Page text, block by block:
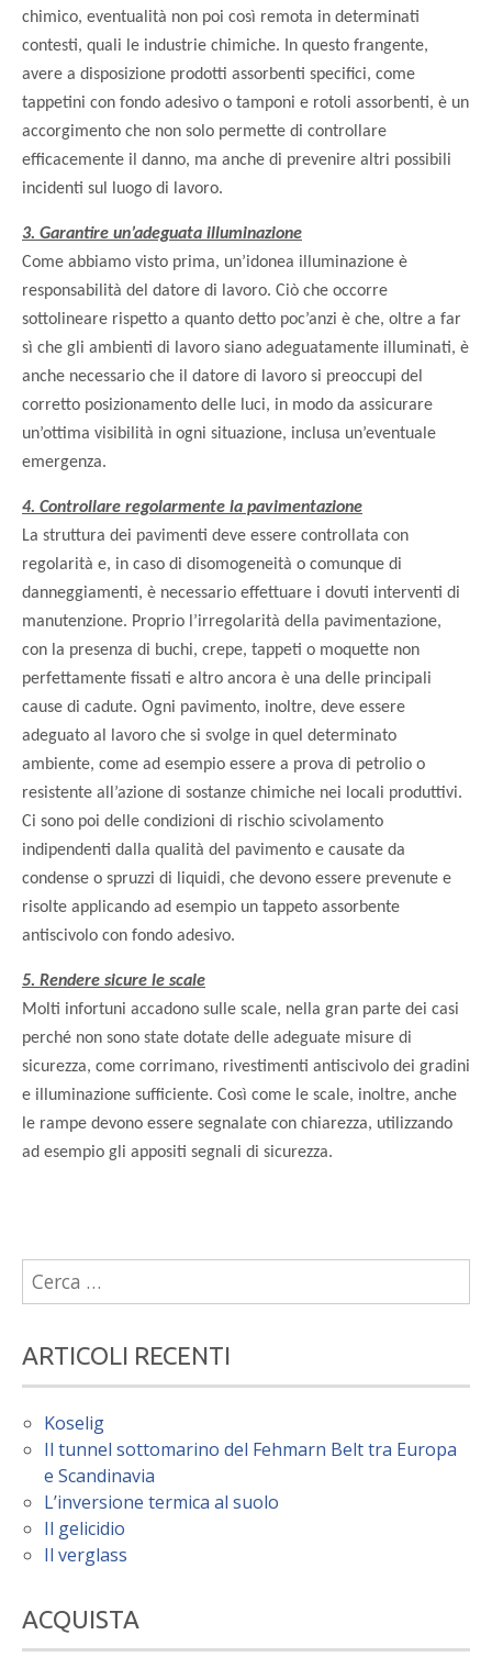
chimico, eventualità non poi così remota in determinati
contesti, quali le industrie chimiche. In questo frangente,
avere a disposizione prodotti assorbenti specifici, come
tappetini con fondo adesivo o tamponi e rotoli assorbenti, è un
accorgimento che non solo permette di controllare
efficacemente il danno, ma anche di prevenire altri possibili
incidenti sul luogo di lavoro.
3. Garantire un’adeguata illuminazione
Come abbiamo visto prima, un’idonea illuminazione è
responsabilità del datore di lavoro. Ciò che occorre
sottolineare rispetto a quanto detto poc’anzi è che, oltre a far
sì che gli ambienti di lavoro siano adeguatamente illuminati, è
anche necessario che il datore di lavoro si preoccupi del
corretto posizionamento delle luci, in modo da assicurare
un’ottima visibilità in ogni situazione, inclusa un’eventuale
emergenza.
4. Controllare regolarmente la pavimentazione
La struttura dei pavimenti deve essere controllata con
regolarità e, in caso di disomogeneità o comunque di
danneggiamenti, è necessario effettuare i dovuti interventi di
manutenzione. Proprio l’irregolarità della pavimentazione,
con la presenza di buchi, crepe, tappeti o moquette non
perfettamente fissati e altro ancora è una delle principali
cause di cadute. Ogni pavimento, inoltre, deve essere
adeguato al lavoro che si svolge in quel determinato
ambiente, come ad esempio essere a prova di petrolio o
resistente all’azione di sostanze chimiche nei locali produttivi.
Ci sono poi delle condizioni di rischio scivolamento
indipendenti dalla qualità del pavimento e causate da
condense o spruzzi di liquidi, che devono essere prevenute e
risolte applicando ad esempio un tappeto assorbente
antiscivolo con fondo adesivo.
5. Rendere sicure le scale
Molti infortuni accadono sulle scale, nella gran parte dei casi
perché non sono state dotate delle adeguate misure di
sicurezza, come corrimano, rivestimenti antiscivolo dei gradini
e illuminazione sufficiente. Così come le scale, inoltre, anche
le rampe devono essere segnalate con chiarezza, utilizzando
ad esempio gli appositi segnali di sicurezza.
Ricerca
per:
ARTICOLI RECENTI
Koselig
Il tunnel sottomarino del Fehmarn Belt tra Europa
e Scandinavia
L’inversione termica al suolo
Il gelicidio
Il verglass
ACQUISTA